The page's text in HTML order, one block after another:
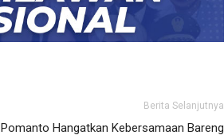
Berita Selanjutnya
Hangatkan Kebersamaan Bareng